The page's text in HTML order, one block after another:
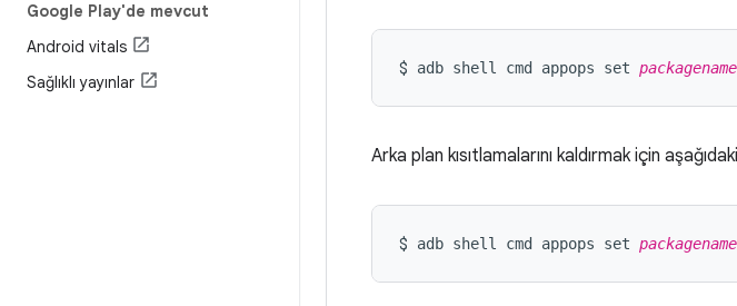
Google Play'de mevcut
Android vitals
Sağlıklı yayınlar
$ adb shell cmd appops set packagename
Arka plan kısıtlamalarını kaldırmak için
$ adb shell cmd appops set packagename